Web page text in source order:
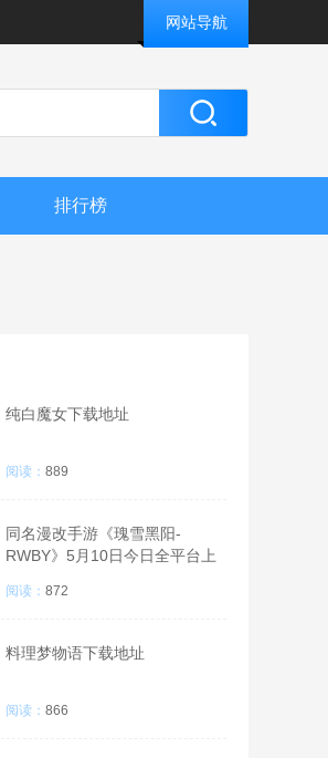
网站导航
排行榜
纯白魔女下载地址
阅读： 889
同名漫改手游《瑰雪黑阳-
RWBY》5月10日今日全平台上
阅读： 872
料理梦物语下载地址
阅读： 866